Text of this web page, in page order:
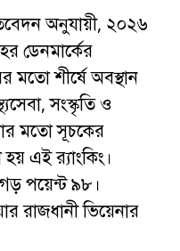
অনুযায়ী, ২০২৬
ডেনমার্কের
মতো শীর্ষে অবস্থান
সংস্কৃতি ও
মতো সূচকের
এই র‍্যাংকিং।
পয়েন্ট ৯৮।
রাজধানী ভিয়েনার